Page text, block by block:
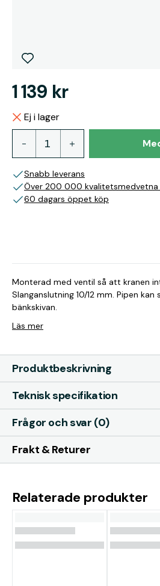
1 139 kr
Ej i lager
Snabb leverans
Över 200 000 kvalitetsmedvetna
60 dagars öppet köp
Monterad med ventil så att kranen
Slanganslutning 10/12 mm. Pipen
bänkskivan.
Läs mer
Produktbeskrivning
Teknisk specifikation
Frågor och svar (0)
Frakt & Returer
Relaterade produkter